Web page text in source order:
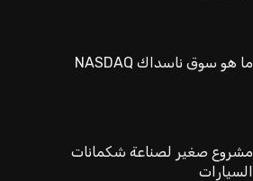
ما هو سوق ناسداك NASDAQ
مشروع صغير لصناعة شكمانات
السيارات